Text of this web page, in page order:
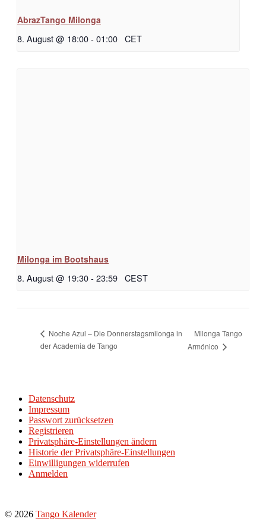
AbrazTango Milonga
8. August @ 18:00- 01:00 CET
Milonga im Bootshaus
8. August @ 19:30- 23:59 CEST
Noche Azul – Die Donnerstagsmilonga in
der Academia de Tango
Milonga Tango
Armónico
Datenschutz
Impressum
Passwort zurücksetzen
Registrieren
Privatsphäre-Einstellungen ändern
Historie der Privatsphäre-Einstellungen
Einwilligungen widerrufen
Anmelden
© 2026 Tango Kalender